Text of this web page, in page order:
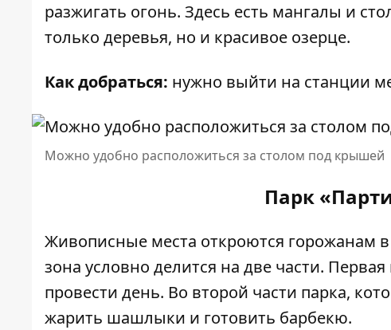
разжигать огонь. Здесь есть мангалы и
только деревья, но и красивое озерце.
Как добраться: нужно выйти на станции
Можно удобно расположиться за столом под крышей
Парк
Живописные места откроются горожанам
зона условно делится на две части.
провести день. Во второй части парка,
жарить шашлыки и готовить барбекю.